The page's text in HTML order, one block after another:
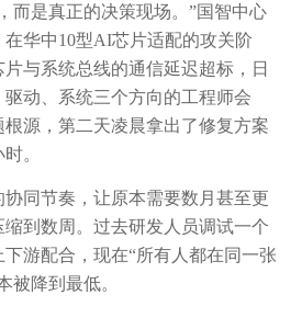
而是真正的决策现场。”国智中心
华中10型AI芯片适配的攻关阶
与系统总线的通信延迟超标，日
动、系统三个方向的工程师会
源，第二天凌晨拿出了修复方案
。
同节奏，让原本需要数月甚至更
到数周。过去研发人员调试一个
游配合，现在“所有人都在同一张
被降到最低。